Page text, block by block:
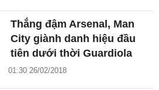
Thắng đậm Arsenal, Man
City giành danh hiệu đầu
tiên dưới thời Guardiola
01:30 26/02/2018